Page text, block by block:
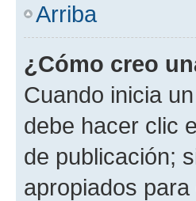
Arriba
¿Cómo creo
Cuando inicia
debe hacer clic
de publicación;
apropiados